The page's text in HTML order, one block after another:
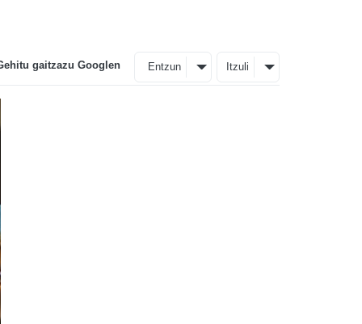
gaitzazu Googlen Entzun Itzuli